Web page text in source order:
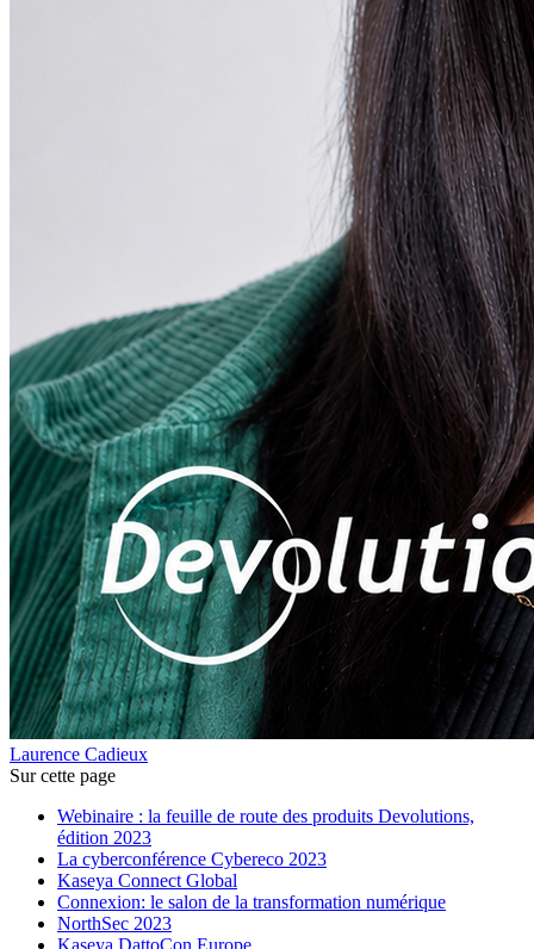
Laurence Cadieux
Sur cette page
Webinaire : la feuille de route des produits Devolutions,
édition 2023
La cyberconférence Cybereco 2023
Kaseya Connect Global
Connexion: le salon de la transformation numérique
NorthSec 2023
Kaseya DattoCon Europe